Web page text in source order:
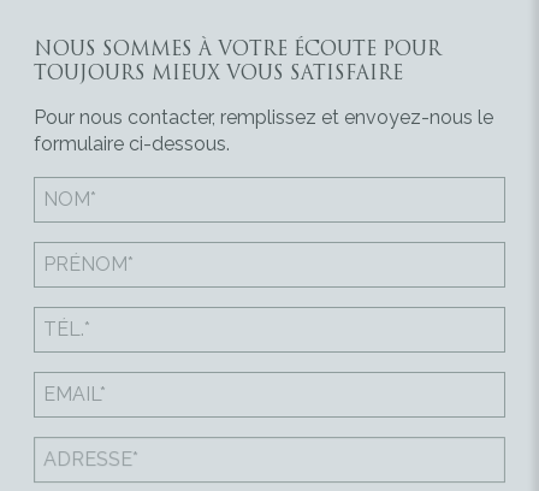
NOUS SOMMES À VOTRE ÉCOUTE POUR
TOUJOURS MIEUX VOUS SATISFAIRE
Pour nous contacter, remplissez et envoyez-nous le
formulaire ci-dessous.